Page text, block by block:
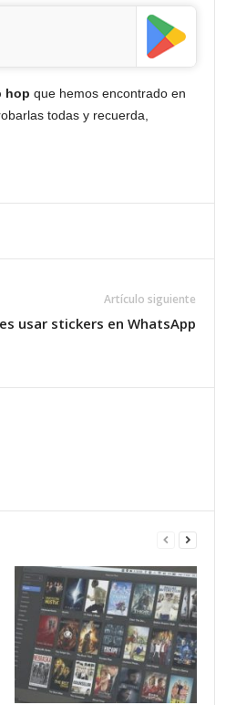
hop que hemos encontrado en
todas y recuerda,
Artículo siguiente
usar stickers en WhatsApp